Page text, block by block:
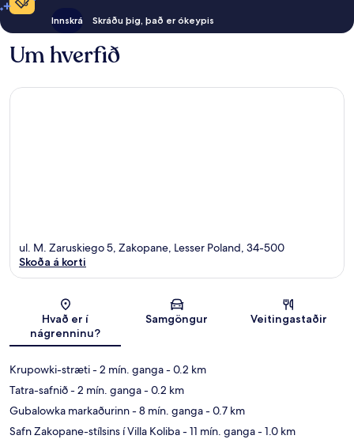
Innskrá Skráðu þig, það er ókeypis
Um hverfið
Kort
ul. M. Zaruskiego 5, Zakopane, Lesser Poland, 34-500
Skoða á korti
Hvað er í
nágrenninu?
Samgöngur Veitingastaðir
Krupowki-stræti- 2 mín. ganga- 0.2 km
Tatra-safnið- 2 mín. ganga- 0.2 km
Gubalowka markaðurinn- 8 mín. ganga- 0.7 km
Safn Zakopane-stílsins í Villa Koliba- 11 mín. ganga- 1.0 km